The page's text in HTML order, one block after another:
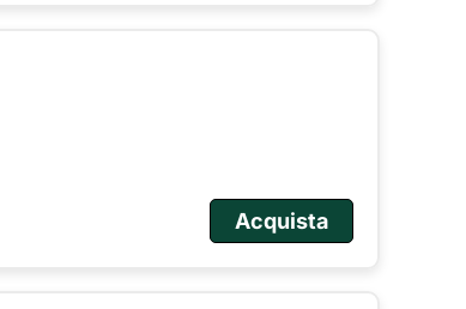
Acquista